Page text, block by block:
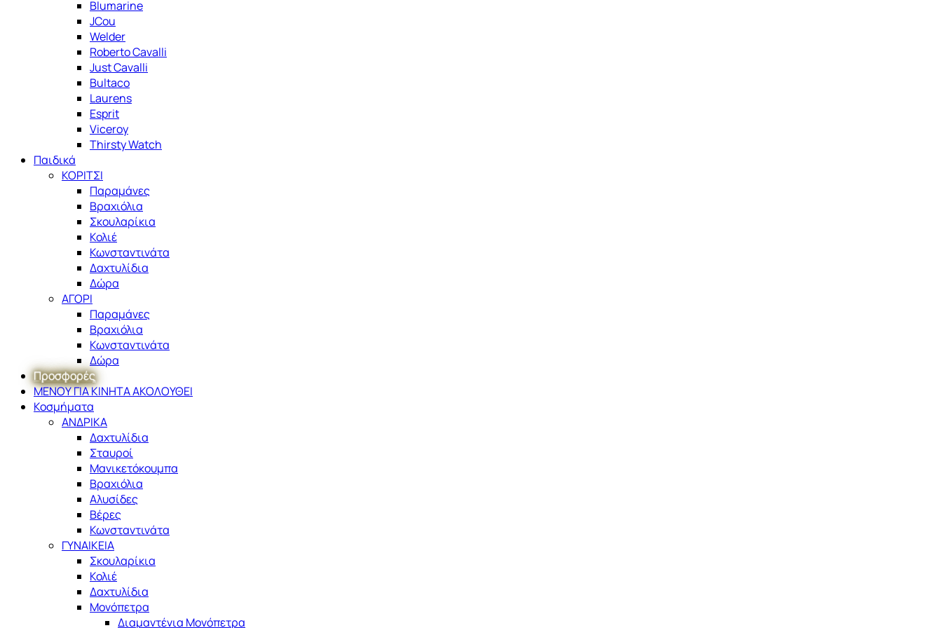
Blumarine
JCou
Welder
Roberto Cavalli
Just Cavalli
Bultaco
Laurens
Esprit
Viceroy
Thirsty Watch
Παιδικά
ΚΟΡΙΤΣΙ
Παραμάνες
Βραχιόλια
Σκουλαρίκια
Κολιέ
Κωνσταντινάτα
Δαχτυλίδια
Δώρα
ΑΓΟΡΙ
Παραμάνες
Βραχιόλια
Κωνσταντινάτα
Δώρα
Προσφορές
ΜΕΝΟΥ ΓΙΑ ΚΙΝΗΤΑ ΑΚΟΛΟΥΘΕΙ
Κοσμήματα
ΑΝΔΡΙΚΑ
Δαχτυλίδια
Σταυροί
Μανικετόκουμπα
Βραχιόλια
Αλυσίδες
Βέρες
Κωνσταντινάτα
ΓΥΝΑΙΚΕΙΑ
Σκουλαρίκια
Κολιέ
Δαχτυλίδια
Μονόπετρα
Διαμαντένια Μονόπετρα